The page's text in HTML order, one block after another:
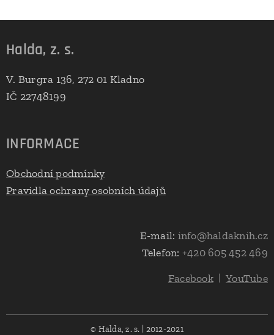
Halda, z. s.
V. Burgra 136, 272 01 Kladno
IČ 22748199
INFORMACE
Obchodní podmínky
Pravidla ochrany osobních údajů
E-mail: info@haldaknih.cz
Telefon: +420 605 452 469
Facebook|YouTube
© Halda, z. s. | 2012-2021